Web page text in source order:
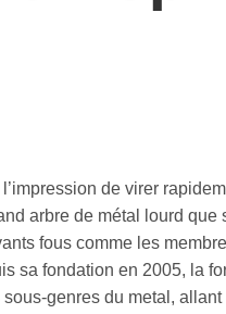
de virer
arbre de métal lourd que
fous comme les
sa fondation en 2005, la
genres du metal, allant